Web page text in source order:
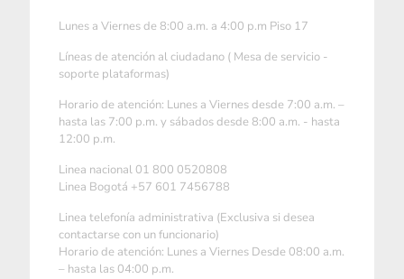
Lunes a Viernes de 8:00 a.m. a 4:00 p.m Piso 17
Líneas de atención al ciudadano ( Mesa de servicio -
soporte plataformas)
Horario de atención: Lunes a Viernes desde 7:00 a.m. –
hasta las 7:00 p.m. y sábados desde 8:00 a.m. - hasta
12:00 p.m.
Linea nacional 01 800 0520808
Linea Bogotá +57 601 7456788
Linea telefonía administrativa (Exclusiva si desea
contactarse con un funcionario)
Horario de atención: Lunes a Viernes Desde 08:00 a.m.
– hasta las 04:00 p.m.